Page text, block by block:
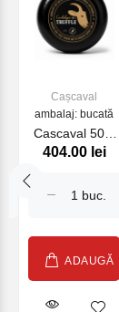
Cașcaval
ambalaj: bucată
Cascaval 50%
Baby Goat
(24600)
404.00 lei
ADAUGĂ